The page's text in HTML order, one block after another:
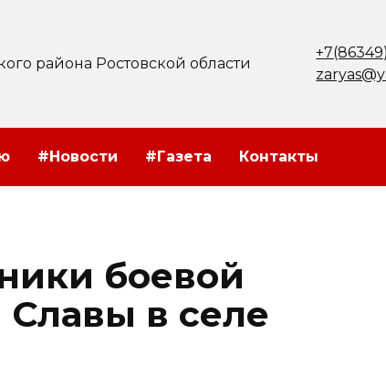
района Ростовской области
#Новости #Газета Контакты
боевой
Славы в селе